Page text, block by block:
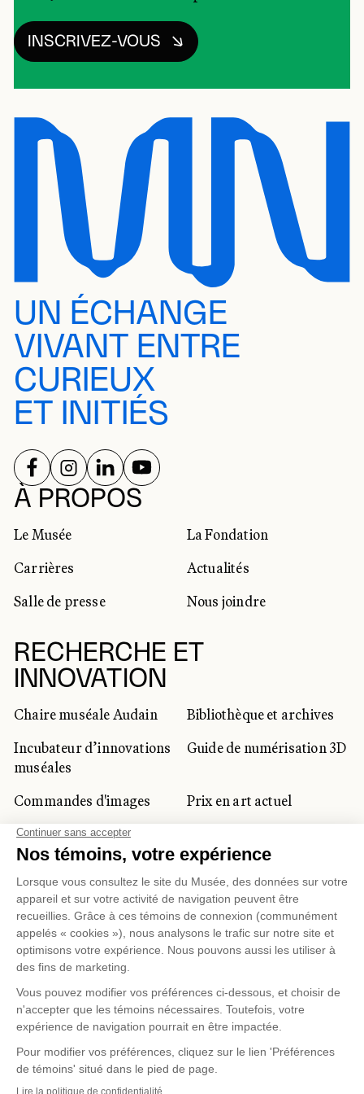
INSCRIVEZ-VOUS
UN ÉCHANGE
VIVANT ENTRE
CURIEUX
ET INITIÉS
À PROPOS
Le Musée
La Fondation
Carrières
Actualités
Salle de presse
Nous joindre
RECHERCHE ET
INNOVATION
Chaire muséale Audain
Bibliothèque et archives
Incubateur d’innovations
muséales
Guide de numérisation 3D
Commandes d'images
Prix en art actuel
Prix Lynne-Cohen
CLIENTÈLE CORPORATIVE
ET PRIVÉE
Location d'espaces
Activités corporatives
professionnels du
tourisme
RÉSEAUX SOCIAUX
SUIVEZ-NOUS SUR
SUIVEZ-NOUS SUR
SUIVEZ-NOUS SUR
SUIVEZ-NOUS SUR
Gestion des témoinsPolitique de confidentialité
Conditions d'utilisation Politique d'achat en ligne